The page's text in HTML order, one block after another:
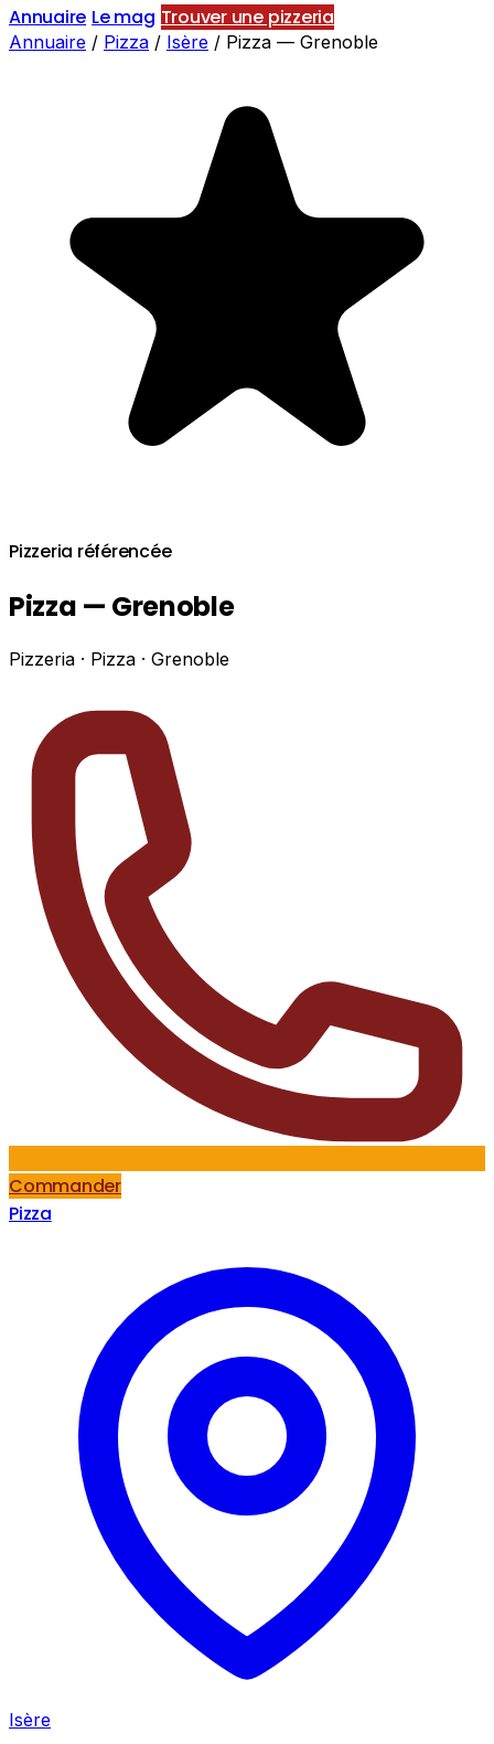
Annuaire Le mag Trouver une pizzeria
Annuaire / Pizza / Isère / Pizza — Grenoble
Pizzeria référencée
Pizza — Grenoble
Pizzeria · Pizza · Grenoble
Commander
Pizza
Isère